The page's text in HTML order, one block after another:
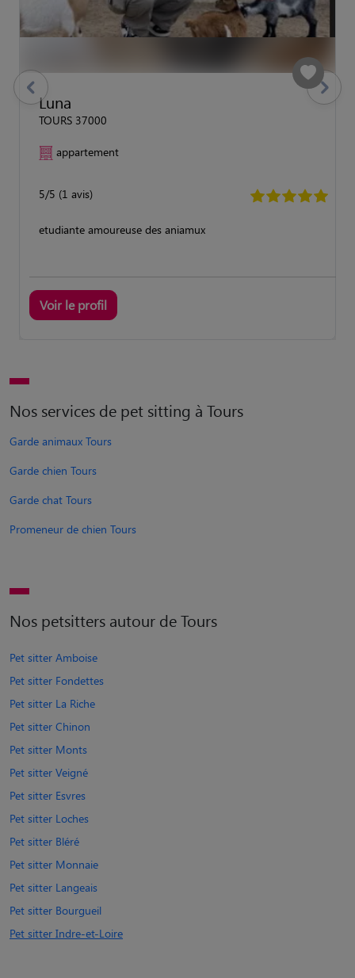
Luna
TOURS 37000
appartement
5/5 (1 avis)
etudiante amoureuse des aniamux
Voir le profil
previous Suivant
Nos services de pet sitting à Tours
Garde animaux Tours
Garde chien Tours
Garde chat Tours
Promeneur de chien Tours
Nos petsitters autour de Tours
Pet sitter Amboise
Pet sitter Fondettes
Pet sitter La Riche
Pet sitter Chinon
Pet sitter Monts
Pet sitter Veigné
Pet sitter Esvres
Pet sitter Loches
Pet sitter Bléré
Pet sitter Monnaie
Pet sitter Langeais
Pet sitter Bourgueil
Pet sitter Indre-et-Loire